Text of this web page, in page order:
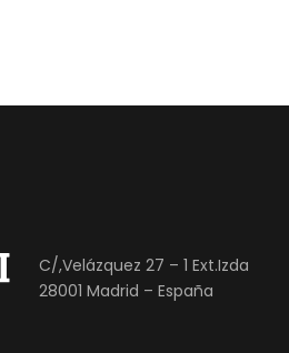
0
.
€
C/,Velázquez 27 – 1 Ext.Izda
28001 Madrid – España